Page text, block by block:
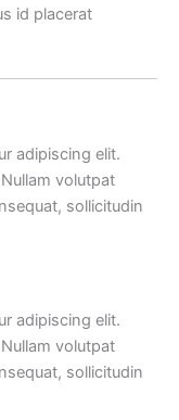
id placerat
adipiscing elit.
volutpat
sollicitudin
adipiscing elit.
volutpat
sollicitudin